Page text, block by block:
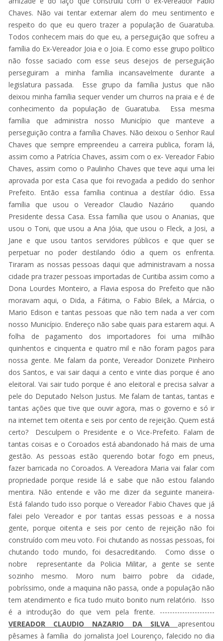
Chaves. Não vai tentar externar alem do meu sentimento e
respeito do que eu quero trazer a população de Guaratuba.
Todos conhecem mais do que eu, a perseguição que sofreu a
família do Ex-Vereador Joia e o Joia. E como esse grupo político
não fosse saciado com esse seus desejos de perseguição
perseguiram a minha família incansavelmente durante a
legislatura passada. Esse grupo da família Justus que não
deixou minha família sequer vender um churros na praia e é de
conhecimento da população de Guaratuba. Essa mesma
família que administra nosso Município que manteve a
perseguição contra a família Chaves. Não deixou o Senhor Raul
Chaves que sempre empreendeu a carreira publica, foram lá,
assim como a Patrícia Chaves, assim com o ex- Vereador Fabio
Chaves, assim como o Paulinho Chaves que teve aqui uma lei
aprovada por esta Casa que foi revogada a pedido do senhor
Prefeito. Então essa família continua a destilar ódio. Essa
família que usou o Vereador Claudio Nazário quando
Presidente dessa Casa. Essa família que usou o Ananias, que
usou o Toni, que usou a Ana Jóia, que usou o Fleck, a Josi, a
Jane e que usou tantos servidores públicos e que quer se
perpetuar no poder destilando ódio a quem os enfrenta.
Tiraram as nossas pessoas daqui que administravam a nossa
cidade pra trazer pessoas importadas de Curitiba assim como a
Dona Lourdes Monteiro, a Flavia esposa do Prefeito que não
moravam aqui, o Dida, a Fátima, o Fabio Bilek, a Márcia, o
Mario Edison e tantas pessoas que não tem nada a ver com
nosso Município. Endereço não sabe quais para estarem aqui. A
folha de pagamento dos importadores foi uma milhão
quinhentos e cinquenta e quatro mil e não foram pagos para
nossa gente. Me falam da ponte, Vereador Donizete Pinheiro
dos Santos, e vai sair daqui a cento e vinte dias porque é ano
eleitoral. Vai sair tudo porque é ano eleitoral e precisa salvar a
pele do Deputado Nelson Justus. Me falam de tantas, tantas e
tantas ações que tive que ouvir agora, mas o governo e só ir
na internet tem oitenta e seis por cento de rejeição. Quem está
certo? Desculpem o Presidente e o Vice-Prefeito. Falam de
tantas coisas e o Coroados está abandonado há mais de uma
gestão. As pessoas estão querendo botar fogo em pneus,
fazer barricada no Coroados. A Vereadora Maria vai falar com
propriedade porque reside lá e sabe que não estou falando
mentira. Não entende e vão me dizer da seguinte maneira-
Está falando tudo isso porque o Vereador Fabio Chaves que já
falei pelo Vereador e por tantas essas pessoas e a nossa
gente, porque oitenta e seis por cento de rejeição não foi
construído com meu voto. Foi chutando as nossas pessoas, foi
chutando todo mundo, foi desacreditando. Como disse o
nobre representante da Policia Militar, a gente se sente
sozinho mesmo. Moro num bairro pobre da cidade,
pobríssimo, onde a maquina não passa, onde a população não
tem atendimento e fica tudo muito bonito num relatório. Isso
é a introdução do que vem pela frente. ----------------------
VEREADOR CLAUDIO NAZARIO DA SILVA apresentou
pêsames à família do jornalista Joel Lourenço, falecido no dia